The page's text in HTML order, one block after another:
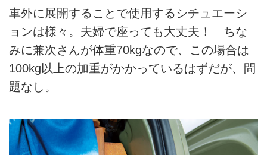
車外に展開することで使用するシチュエーシ
ョンは様々。夫婦で座っても大丈夫！ ちな
みに兼次さんが体重70kgなので、この場合は
100kg以上の加重がかかっているはずだが、問
題なし。